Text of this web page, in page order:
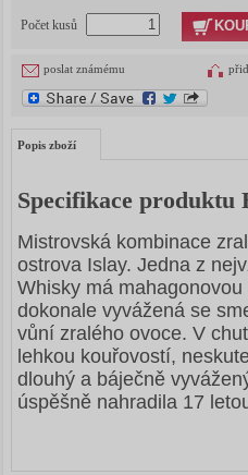
Počet kusů
poslat známému
Popis zboží
Specifikace produktu
Mistrovská kombinace
ostrova Islay. Jedna z
Whisky má
dokonale vyvážená se
vůní zralého ovoce. V
lehkou kouřovostí,
dlouhý a báječně
úspěšně nahradila 17